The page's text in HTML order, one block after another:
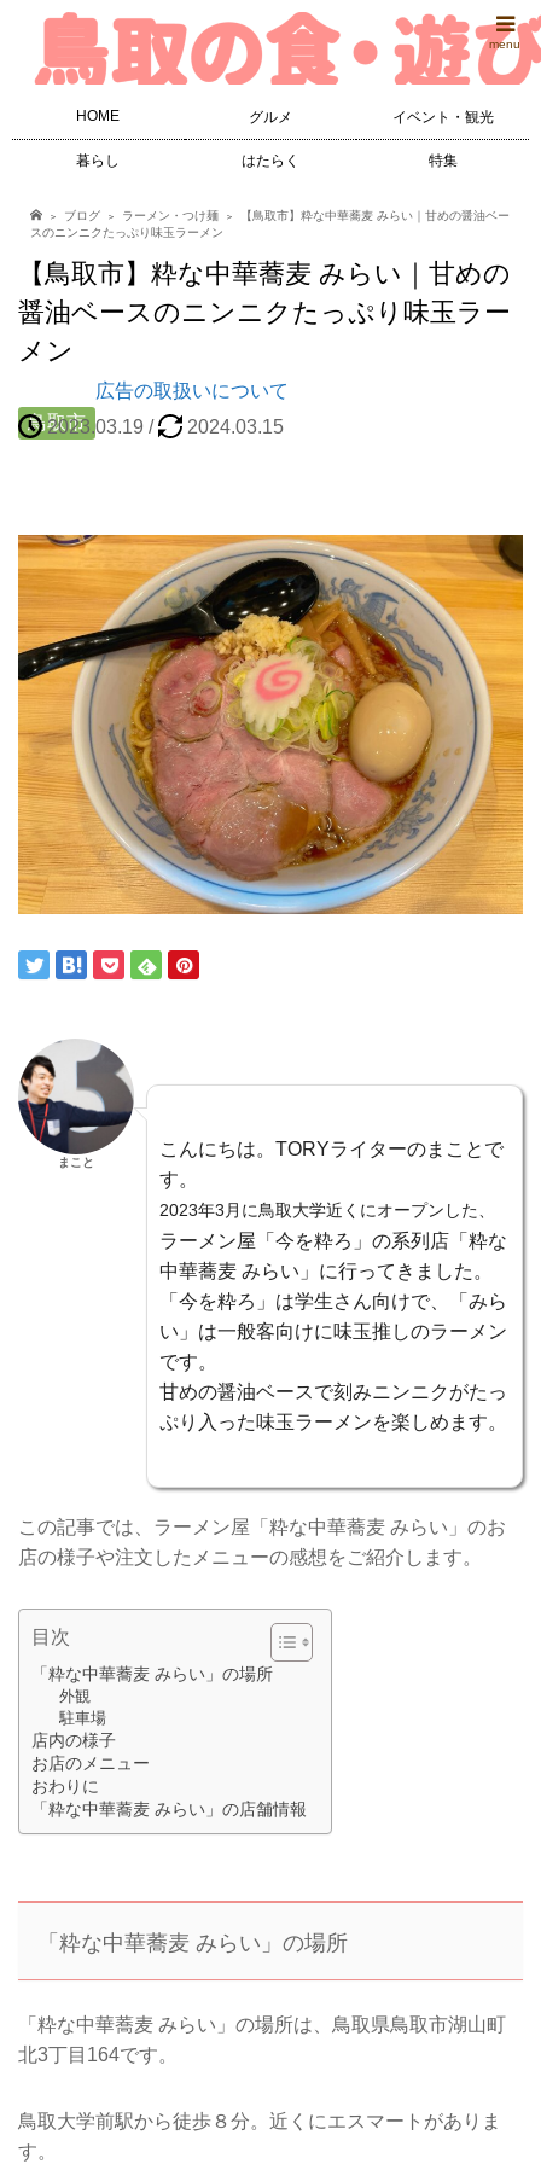
menu
HOME グルメ イベント・観光
暮らし はたらく 特集
ブログ ラーメン・つけ麺
【鳥取市】粋な中華蕎麦 みらい｜甘めの醤油ベー
スのニンニクたっぷり味玉ラーメン
【鳥取市】粋な中華蕎麦 みらい｜甘めの
醤油ベースのニンニクたっぷり味玉ラー
メン
鳥取市
広告の取扱いについて
2023.03.19 / 2024.03.15
まこと
こんにちは。TORYライターのまことで
す。
2023年3月に鳥取大学近くにオープンした、
ラーメン屋「今を粋ろ」の系列店「粋な
中華蕎麦 みらい」に行ってきました。
「今を粋ろ」は学生さん向けで、「みら
い」は一般客向けに味玉推しのラーメン
です。
甘めの醤油ベースで刻みニンニクがたっ
ぷり入った味玉ラーメンを楽しめます。
この記事では、ラーメン屋「粋な中華蕎麦 みらい」のお
店の様子や注文したメニューの感想をご紹介します。
目次
「粋な中華蕎麦 みらい」の場所
外観
駐車場
店内の様子
お店のメニュー
おわりに
「粋な中華蕎麦 みらい」の店舗情報
「粋な中華蕎麦 みらい」の場所
「粋な中華蕎麦 みらい」の場所は、鳥取県鳥取市湖山町
北3丁目164です。
鳥取大学前駅から徒歩８分。近くにエスマートがありま
す。